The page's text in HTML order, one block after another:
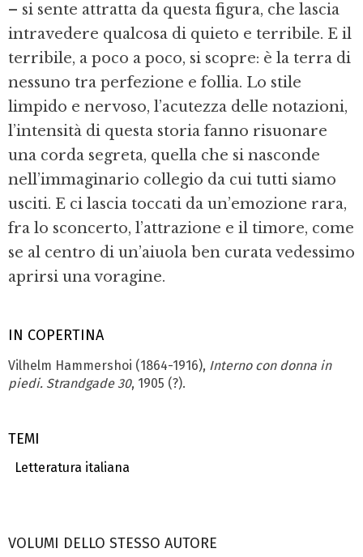
IN COPERTINA
Vilhelm Hammershoi (1864-1916), Interno con donna in
piedi. Strandgade 30, 1905 (?).
TEMI
Letteratura italiana
– si sente attratta da questa figura, che lascia
intravedere qualcosa di quieto e terribile. E il
terribile, a poco a poco, si scopre: è la terra di
nessuno tra perfezione e follia. Lo stile
limpido e nervoso, l’acutezza delle notazioni,
l’intensità di questa storia fanno risuonare
una corda segreta, quella che si nasconde
nell’immaginario collegio da cui tutti siamo
usciti. E ci lascia toccati da un’emozione rara,
fra lo sconcerto, l’attrazione e il timore, come
se al centro di un’aiuola ben curata vedessimo
aprirsi una voragine.
VOLUMI DELLO STESSO AUTORE